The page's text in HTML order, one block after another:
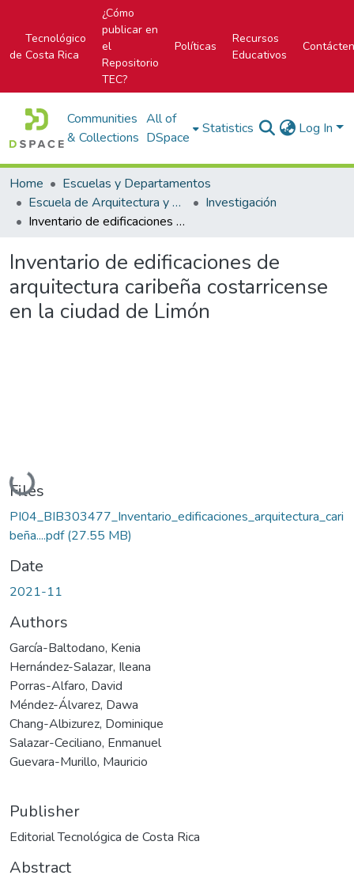
Tecnológico
de Costa Rica
¿Cómo
publicar en
el
Repositorio
TEC?
Políticas
Recursos
Educativos
Communities
& Collections
All of
DSpace
Statistics Log In
Home
Escuelas y Departamentos
Escuela de Arquitectura y Urbanismo
Investigación
Inventario de edificaciones de arquitectura caribeña costarricense en la ciudad de Limón
Inventario de edificaciones de
arquitectura caribeña costarricense
en la ciudad de Limón
Loading...
Files
PI04_BIB303477_Inventario_edificaciones_arquitectura_cari
beña....pdf(27.55 MB)
Date
2021-11
Authors
García-Baltodano, Kenia
Hernández-Salazar, Ileana
Porras-Alfaro, David
Méndez-Álvarez, Dawa
Chang-Albizurez, Dominique
Salazar-Ceciliano, Enmanuel
Guevara-Murillo, Mauricio
Publisher
Editorial Tecnológica de Costa Rica
Abstract